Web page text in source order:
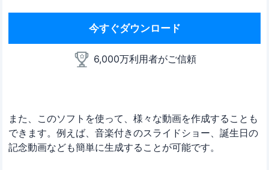
今すぐダウンロード
6,000万利用者がご信頼
また、このソフトを使って、様々な動画を作成することも
できます。例えば、音楽付きのスライドショー、誕生日の
記念動画なども簡単に生成することが可能です。